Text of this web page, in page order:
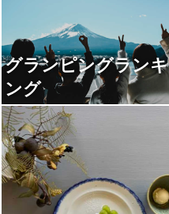
グランピングランキ
ング